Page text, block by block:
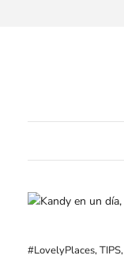
#LovelyPlaces,TIPS,